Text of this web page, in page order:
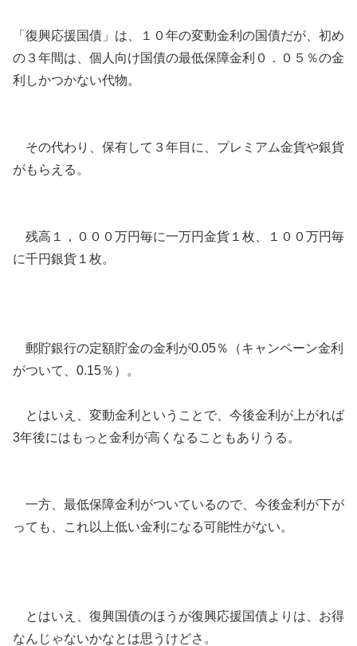
「復興応援国債」は、１０年の変動金利の国債だが、初め
の３年間は、個人向け国債の最低保障金利０．０５％の金
利しかつかない代物。
その代わり、保有して３年目に、プレミアム金貨や銀貨
がもらえる。
残高１，０００万円毎に一万円金貨１枚、１００万円毎
に千円銀貨１枚。
郵貯銀行の定額貯金の金利が0.05％（キャンペーン金利
がついて、0.15％）。
とはいえ、変動金利ということで、今後金利が上がれば
3年後にはもっと金利が高くなることもありうる。
一方、最低保障金利がついているので、今後金利が下が
っても、これ以上低い金利になる可能性がない。
とはいえ、復興国債のほうが復興応援国債よりは、お得
なんじゃないかなとは思うけどさ。